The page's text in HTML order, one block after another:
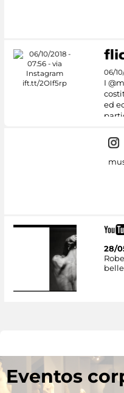
06/
I
ed
28/
Eventos